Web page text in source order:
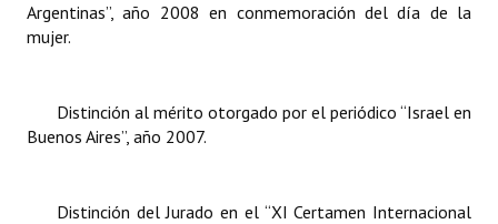
Actas de Audiencias Públicas
Comunicaciones
Resoluciones
Argentinas”, año 2008 en conmemoración del día de la
mujer.
Distinción al mérito otorgado por el periódico “Israel en
Buenos Aires”, año 2007.
Distinción del Jurado en el “XI Certamen Internacional